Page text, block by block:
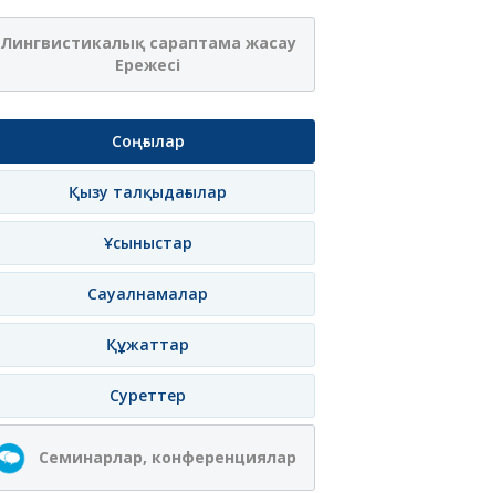
Лингвистикалық сараптама жасау
Ережесі
Соңғылар
Қызу талқыдағылар
Ұсыныстар
Сауалнамалар
Құжаттар
Суреттер
Семинарлар, конференциялар